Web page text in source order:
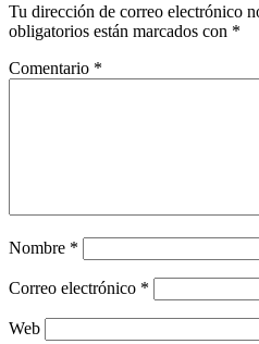
Tu dirección de correo electrónico
obligatorios están marcados con *
Comentario *
Nombre *
Correo electrónico *
Web